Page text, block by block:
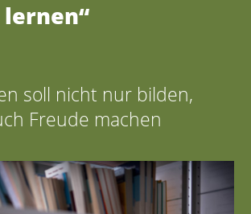
soll nicht nur bilden,
Freude machen